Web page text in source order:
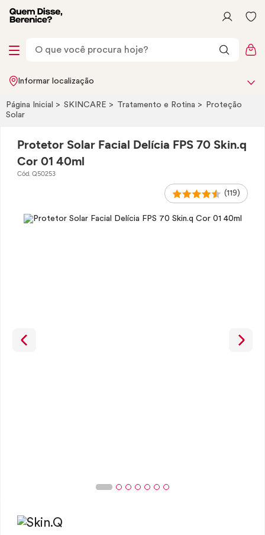
Informar localização
Página Inicial SKINCARE Tratamento e Rotina
Proteção
Solar
Protetor Solar Facial Delícia FPS 70 Skin.q
Cor 01 40ml
Cód. Q50253
(119)